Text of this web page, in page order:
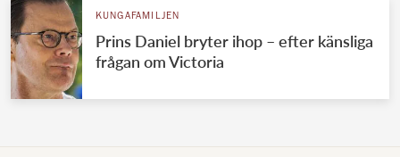
KUNGAFAMILJEN
Prins Daniel bryter ihop – efter känsliga
frågan om Victoria